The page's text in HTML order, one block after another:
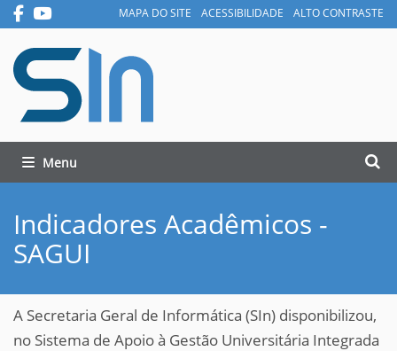
Busca
MAPA DO SITE ACESSIBILIDADE ALTO CONTRASTE
Toggle navigation
Indicadores Acadêmicos -
SAGUI
A Secretaria Geral de Informática (SIn) disponibilizou,
no Sistema de Apoio à Gestão Universitária Integrada